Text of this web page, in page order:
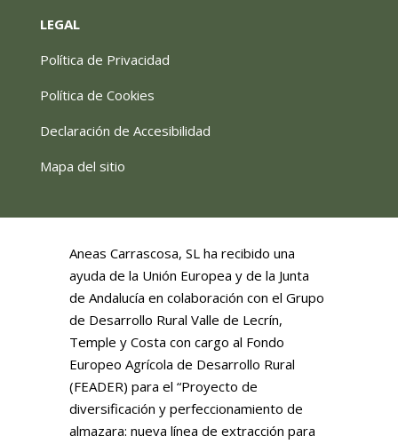
LEGAL
Política de Privacidad
Política de Cookies
Declaración de Accesibilidad
Mapa del sitio
Aneas Carrascosa, SL ha recibido una
ayuda de la Unión Europea y de la Junta
de Andalucía en colaboración con el Grupo
de Desarrollo Rural Valle de Lecrín,
Temple y Costa con cargo al Fondo
Europeo Agrícola de Desarrollo Rural
(FEADER) para el “Proyecto de
diversificación y perfeccionamiento de
almazara: nueva línea de extracción para